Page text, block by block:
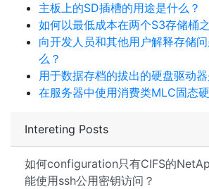
Intereting Posts
如何configuration只有CIFS的
能使用ssh公用密钥访问？
主板上的SD插槽的用途是什么？
如何以最低成本在两个S3存储桶
向开发人员和其他用户解释存储
么？
用于数据存档的拔出的硬盘驱动
在服务器中使用消费类MLC固态